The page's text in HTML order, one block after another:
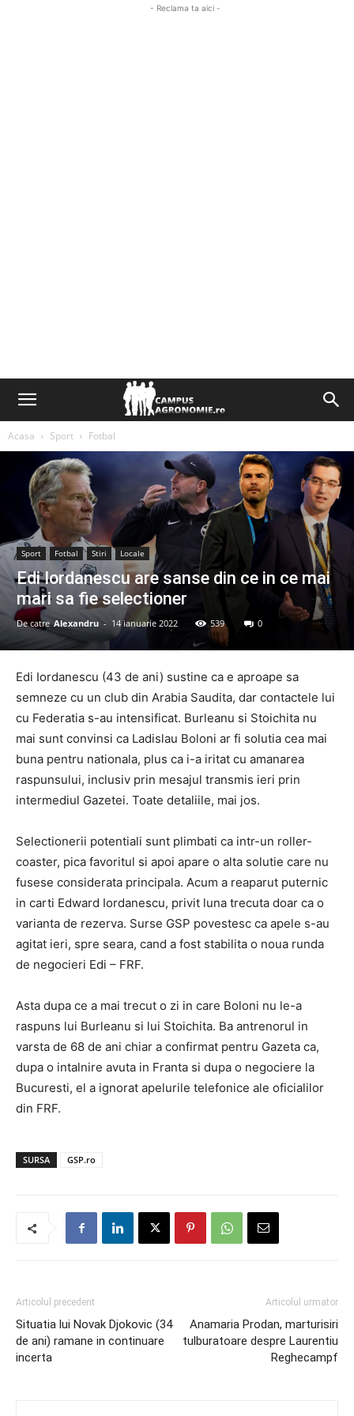
- Reclama ta aici -
Acasa Sport Fotbal
Sport Fotbal Stiri Locale
Edi Iordanescu are sanse din ce in ce mai
mari sa fie selectioner
De catre Alexandru - 14 ianuarie 2022 539 0
Edi Iordanescu (43 de ani) sustine ca e aproape sa
semneze cu un club din Arabia Saudita, dar contactele lui
cu Federatia s-au intensificat. Burleanu si Stoichita nu
mai sunt convinsi ca Ladislau Boloni ar fi solutia cea mai
buna pentru nationala, plus ca i-a iritat cu amanarea
raspunsului, inclusiv prin mesajul transmis ieri prin
intermediul Gazetei. Toate detaliile, mai jos.
Selectionerii potentiali sunt plimbati ca intr-un roller-
coaster, pica favoritul si apoi apare o alta solutie care nu
fusese considerata principala. Acum a reaparut puternic
in carti Edward Iordanescu, privit luna trecuta doar ca o
varianta de rezerva. Surse GSP povestesc ca apele s-au
agitat ieri, spre seara, cand a fost stabilita o noua runda
de negocieri Edi – FRF.
Asta dupa ce a mai trecut o zi in care Boloni nu le-a
raspuns lui Burleanu si lui Stoichita. Ba antrenorul in
varsta de 68 de ani chiar a confirmat pentru Gazeta ca,
dupa o intalnire avuta in Franta si dupa o negociere la
Bucuresti, el a ignorat apelurile telefonice ale oficialilor
din FRF.
SURSA GSP.ro
Articolul precedent
Situatia lui Novak Djokovic (34
de ani) ramane in continuare
incerta
Articolul urmator
Anamaria Prodan, marturisiri
tulburatoare despre Laurentiu
Reghecampf